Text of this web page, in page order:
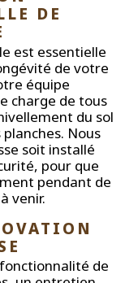
DE
est essentielle
de votre
équipe
charge de tous
du sol
Nous
soit installé
pour que
pendant de
venir.
de